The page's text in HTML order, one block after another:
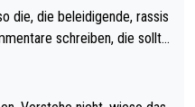
Weltmeister durch
dass Mitchel sich das (in Ve
die PDC-WM als Zi
die, die beleidigende, rassis
schreiben, die sollte
wundert mich: Luke Little
über Social Media GvV p